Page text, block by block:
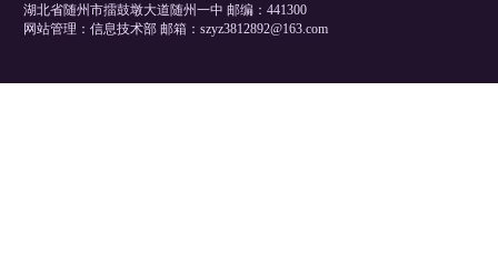
湖北省随州市擂鼓墩大道随州一中 邮编：441300
网站管理：信息技术部 邮箱：szyz3812892@163.com